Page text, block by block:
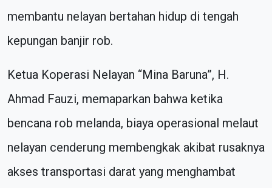
membantu nelayan bertahan hidup di tengah
kepungan banjir rob.
Ketua Koperasi Nelayan “Mina Baruna”, H.
Ahmad Fauzi, memaparkan bahwa ketika
bencana rob melanda, biaya operasional melaut
nelayan cenderung membengkak akibat rusaknya
akses transportasi darat yang menghambat